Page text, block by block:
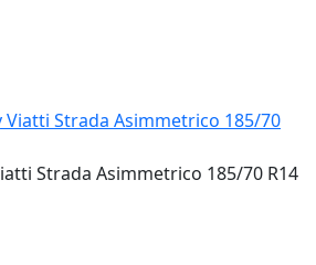
Strada Asimmetrico 185/70 R14